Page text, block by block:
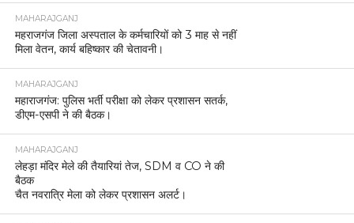
MAHARAJGANJ
महराजगंज जिला अस्पताल के कर्मचारियों को 3 माह से नहीं
मिला वेतन, कार्य बहिष्कार की चेतावनी।
MAHARAJGANJ
महाराजगंज: पुलिस भर्ती परीक्षा को लेकर प्रशासन सतर्क,
डीएम-एसपी ने की बैठक।
MAHARAJGANJ
लेहड़ा मंदिर मेले की तैयारियां तेज, SDM व CO ने की
बैठक
चैत नवरात्रि मेला को लेकर प्रशासन अलर्ट।